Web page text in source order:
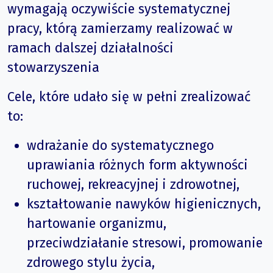
wymagają oczywiście systematycznej
pracy, którą zamierzamy realizować w
ramach dalszej działalności
stowarzyszenia
Cele, które udało się w pełni zrealizować
to:
wdrażanie do systematycznego
uprawiania różnych form aktywności
ruchowej, rekreacyjnej i zdrowotnej,
kształtowanie nawyków higienicznych,
hartowanie organizmu,
przeciwdziałanie stresowi, promowanie
zdrowego stylu życia,